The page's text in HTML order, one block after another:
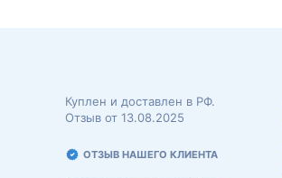
Куплен и доставлен в РФ.
Отзыв от 13.08.2025
ОТЗЫВ НАШЕГО КЛИЕНТА